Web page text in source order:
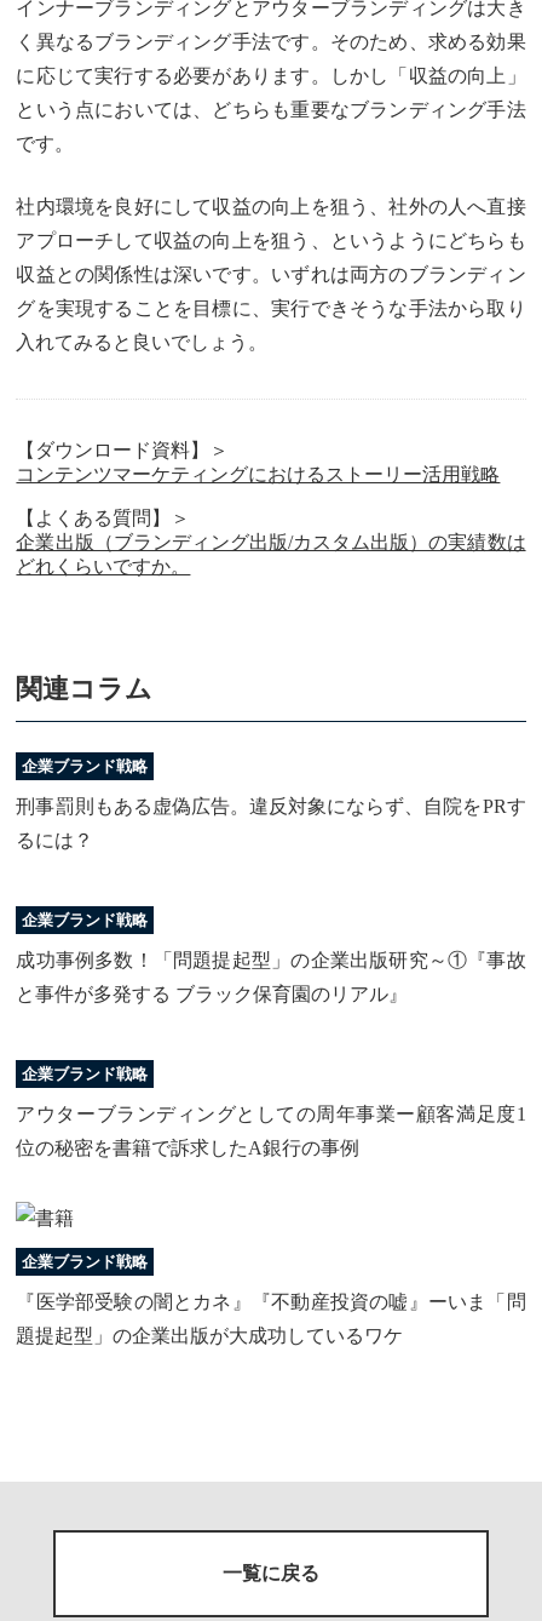
インナーブランディングとアウターブランディングは大き
く異なるブランディング手法です。そのため、求める効果
に応じて実行する必要があります。しかし「収益の向上」
という点においては、どちらも重要なブランディング手法
です。
社内環境を良好にして収益の向上を狙う、社外の人へ直接
アプローチして収益の向上を狙う、というようにどちらも
収益との関係性は深いです。いずれは両方のブランディン
グを実現することを目標に、実行できそうな手法から取り
入れてみると良いでしょう。
【ダウンロード資料】＞
コンテンツマーケティングにおけるストーリー活用戦略
【よくある質問】＞
企業出版（ブランディング出版/カスタム出版）の実績数は
どれくらいですか。
関連コラム
企業ブランド戦略
刑事罰則もある虚偽広告。違反対象にならず、自院をPRす
るには？
企業ブランド戦略
成功事例多数！「問題提起型」の企業出版研究～①『事故
と事件が多発する ブラック保育園のリアル』
企業ブランド戦略
アウターブランディングとしての周年事業ー顧客満足度1
位の秘密を書籍で訴求したA銀行の事例
企業ブランド戦略
『医学部受験の闇とカネ』『不動産投資の嘘』ーいま「問
題提起型」の企業出版が大成功しているワケ
一覧に戻る